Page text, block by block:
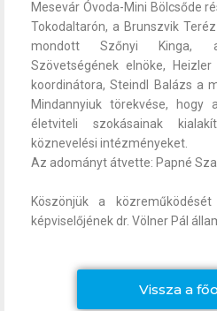
Mesevár Óvoda-Mini Bölcsőde
Tokodaltarón, a Brunszvik
mondott Szőnyi Kinga,
Szövetségének elnöke,
koordinátora, Steindl Balázs a
Mindannyiuk törekvése, hogy
életviteli szokásainak
köznevelési intézményeket.
Az adományt átvette: Papné
Köszönjük a
képviselőjének dr. Völner Pál
Vissza a